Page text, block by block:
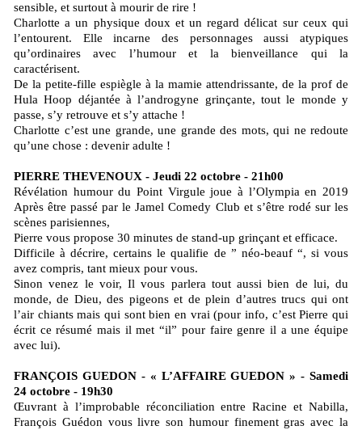
sensible, et surtout à mourir de rire !
Charlotte a un physique doux et un regard délicat sur ceux qui
l’entourent. Elle incarne des personnages aussi atypiques
qu’ordinaires avec l’humour et la bienveillance qui la
caractérisent.
De la petite-fille espiègle à la mamie attendrissante, de la prof de
Hula Hoop déjantée à l’androgyne grinçante, tout le monde y
passe, s’y retrouve et s’y attache !
Charlotte c’est une grande, une grande des mots, qui ne redoute
qu’une chose : devenir adulte !
PIERRE THEVENOUX - Jeudi 22 octobre - 21h00
Révélation humour du Point Virgule joue à l’Olympia en 2019
Après être passé par le Jamel Comedy Club et s’être rodé sur les
scènes parisiennes,
Pierre vous propose 30 minutes de stand-up grinçant et efficace.
Difficile à décrire, certains le qualifie de ” néo-beauf “, si vous
avez compris, tant mieux pour vous.
Sinon venez le voir, Il vous parlera tout aussi bien de lui, du
monde, de Dieu, des pigeons et de plein d’autres trucs qui ont
l’air chiants mais qui sont bien en vrai (pour info, c’est Pierre qui
écrit ce résumé mais il met “il” pour faire genre il a une équipe
avec lui).
FRANÇOIS GUEDON - « L’AFFAIRE GUEDON » - Samedi
24 octobre - 19h30
Œuvrant à l’improbable réconciliation entre Racine et Nabilla,
François Guédon vous livre son humour finement gras avec la